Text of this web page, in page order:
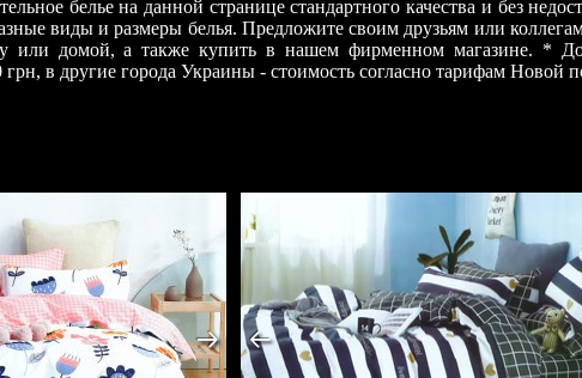
белье на данной странице стандартного качества и без
виды и размеры белья. Предложите своим друзьям или
или домой, а также купить в нашем фирменном магазине. *
грн, в другие города Украины - стоимость согласно тарифам Новой